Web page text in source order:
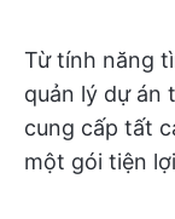
Từ tính năng
quản lý dự án
cung cấp tất
một gói tiện